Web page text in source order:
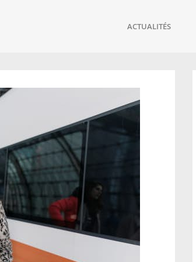
ACTUALITÉS